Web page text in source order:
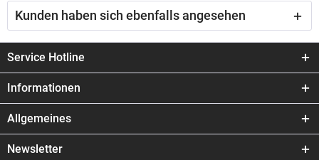
Kunden haben sich ebenfalls angesehen
Service Hotline
Informationen
Allgemeines
Newsletter